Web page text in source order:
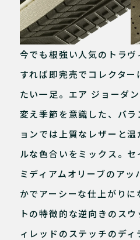
今でも根強い人気のトラ
すれば即完売でコレクタ
たい一足。エア ジョーダ
変え季節を意識した、バ
ョンでは上質なレザーと
ルな色合いをミックス。
ミディアムオリーブのアッ
かでアーシーな仕上がりに
トの特徴的な逆向きのス
ィレッドのステッチのデ